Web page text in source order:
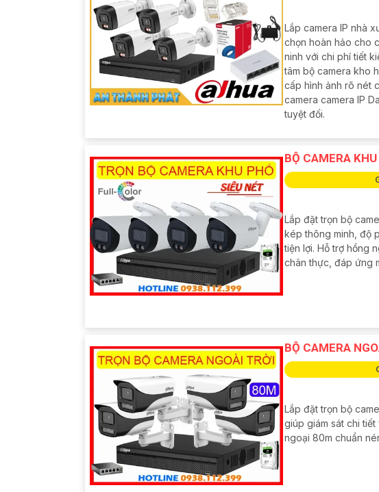
Lắp camera IP nhà
chọn hoàn hảo cho
ninh với chi phí tiết
tâm bộ camera kho
cấp hình ảnh rõ nét
camera camera IP
tuyệt đối.
BỘ CAMERA
Lắp đặt trọn bộ
kép thông minh, độ
tiện lợi. Hỗ trợ hồng
chân thực, đáp ứng
BỘ CAMERA
Lắp đặt trọn bộ
giúp giám sát chi
ngoại 80m chuẩn